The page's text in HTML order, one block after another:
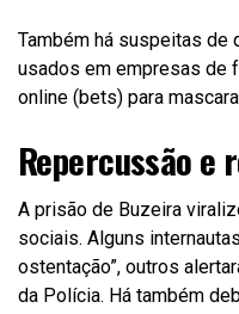
Também há suspeitas de
usados em empresas de
online (bets) para
Repercussão e
A prisão de Buzeira
sociais. Alguns
ostentação”, outros
da Polícia. Há também